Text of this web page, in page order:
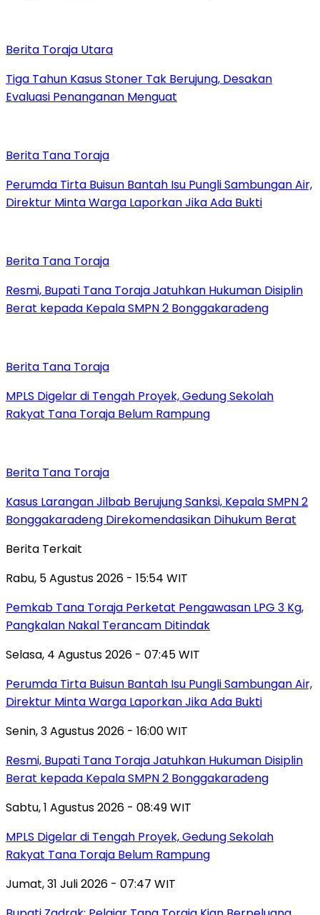
Berita Toraja Utara
Tiga Tahun Kasus Stoner Tak Berujung, Desakan
Evaluasi Penanganan Menguat
Berita Tana Toraja
Perumda Tirta Buisun Bantah Isu Pungli Sambungan Air,
Direktur Minta Warga Laporkan Jika Ada Bukti
Berita Tana Toraja
Resmi, Bupati Tana Toraja Jatuhkan Hukuman Disiplin
Berat kepada Kepala SMPN 2 Bonggakaradeng
Berita Tana Toraja
MPLS Digelar di Tengah Proyek, Gedung Sekolah
Rakyat Tana Toraja Belum Rampung
Berita Tana Toraja
Kasus Larangan Jilbab Berujung Sanksi, Kepala SMPN 2
Bonggakaradeng Direkomendasikan Dihukum Berat
Berita Terkait
Rabu, 5 Agustus 2026 - 15:54 WIT
Pemkab Tana Toraja Perketat Pengawasan LPG 3 Kg,
Pangkalan Nakal Terancam Ditindak
Selasa, 4 Agustus 2026 - 07:45 WIT
Perumda Tirta Buisun Bantah Isu Pungli Sambungan Air,
Direktur Minta Warga Laporkan Jika Ada Bukti
Senin, 3 Agustus 2026 - 16:00 WIT
Resmi, Bupati Tana Toraja Jatuhkan Hukuman Disiplin
Berat kepada Kepala SMPN 2 Bonggakaradeng
Sabtu, 1 Agustus 2026 - 08:49 WIT
MPLS Digelar di Tengah Proyek, Gedung Sekolah
Rakyat Tana Toraja Belum Rampung
Jumat, 31 Juli 2026 - 07:47 WIT